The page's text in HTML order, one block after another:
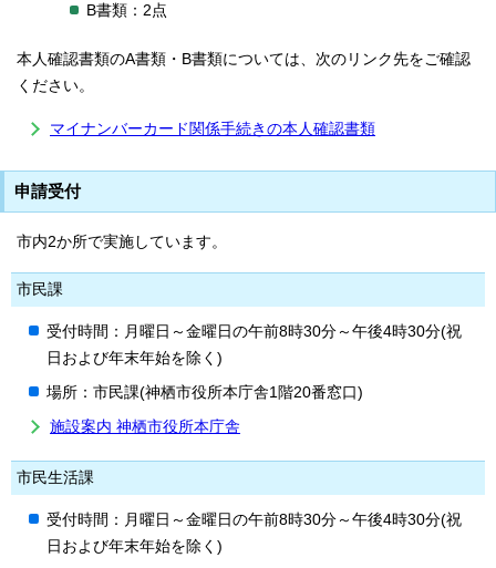
B書類：2点
本人確認書類のA書類・B書類については、次のリンク先をご確認
ください。
マイナンバーカード関係手続きの本人確認書類
申請受付
市内2か所で実施しています。
市民課
受付時間：月曜日～金曜日の午前8時30分～午後4時30分(祝
日および年末年始を除く)
場所：市民課(神栖市役所本庁舎1階20番窓口)
施設案内 神栖市役所本庁舎
市民生活課
受付時間：月曜日～金曜日の午前8時30分～午後4時30分(祝
日および年末年始を除く)